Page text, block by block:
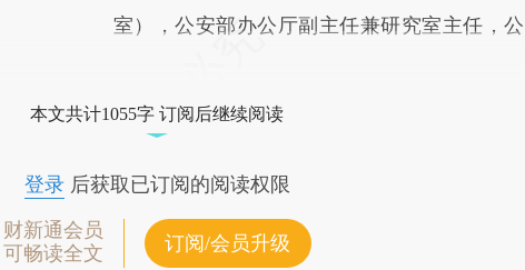
室），公安部办公厅副主任兼研究室主任，公
本文共计1055字 订阅后继续阅读
登录后获取已订阅的阅读权限
财新通会员
可畅读全文
订阅/会员升级